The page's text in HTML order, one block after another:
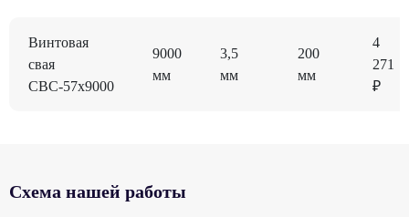
Винтовая
свая
СВС-57x9000
9000
мм
3,5
мм
200
мм
4
271
₽
Схема нашей работы